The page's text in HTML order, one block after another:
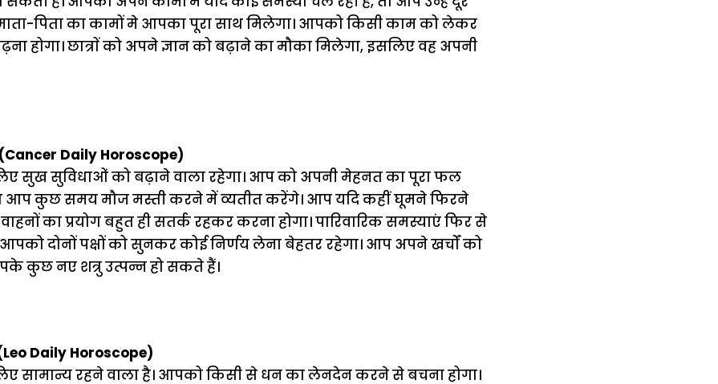
पिता का कामों मे आपका पूरा साथ मिलेगा। आपको किसी काम को लेकर
होगा। छात्राें को अपने ज्ञान को बढ़ाने का मौका मिलेगा, इसलिए वह अपनी
Daily Horoscope)
सुख सुविधाओं को बढ़ाने वाला रहेगा। आप को अपनी मेहनत का पूरा फल
आप कुछ समय मौज मस्ती करने में व्यतीत करेंगे। आप यदि कहीं घूमने फिरने
का प्रयोग बहुत ही सतर्क रहकर करना होगा। पारिवारिक समस्याएं फिर से
दोनों पक्षों को सुनकर कोई निर्णय लेना बेहतर रहेगा। आप अपने खर्चों को
कुछ नए शत्रु उत्पन्न हो सकते हैं।
Daily Horoscope)
सामान्य रहने वाला है। आपको किसी से धन का लेनदेन करने से बचना होगा।